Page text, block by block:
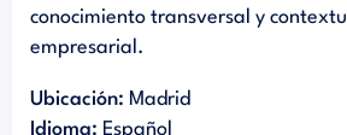
conocimiento transversal y
empresarial.
Ubicación: Madrid
Idioma: Español